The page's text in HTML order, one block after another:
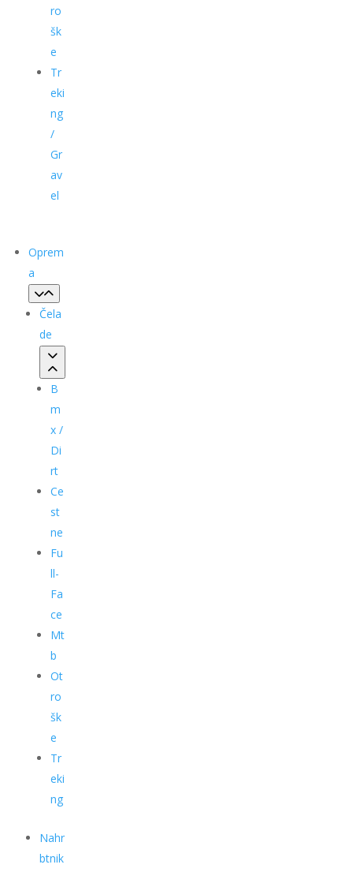
ro
šk
e
Tr
eki
ng
/
Gr
av
el
Oprem
a
Čela
de
B
m
x /
Di
rt
Ce
st
ne
Fu
ll-
Fa
ce
Mt
b
Ot
ro
šk
e
Tr
eki
ng
Nahr
btnik